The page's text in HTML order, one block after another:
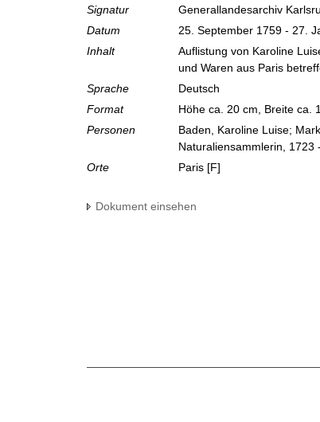
Signatur
Generallandesarchiv
Datum
25. September 1759 - 27.
Inhalt
Auflistung von Karoline
und Waren aus Paris
Sprache
Deutsch
Format
Höhe ca. 20 cm, Breite ca.
Personen
Baden, Karoline Luise;
Naturaliensammlerin, 1723
Orte
Paris [F]
Dokument einsehen